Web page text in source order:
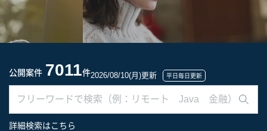
公開案件 7011件2026/08/10(月)更新 平日毎日更新
詳細検索はこちら